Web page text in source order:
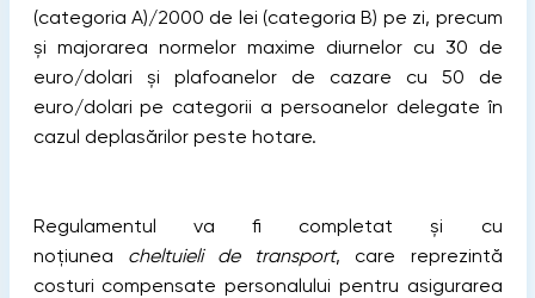
(categoria A)/2000 de lei (categoria B) pe zi, precum
și majorarea normelor maxime diurnelor cu 30 de
euro/dolari și plafoanelor de cazare cu 50 de
euro/dolari pe categorii a persoanelor delegate în
cazul deplasărilor peste hotare.
Regulamentul va fi completat și cu
noțiunea cheltuieli de transport, care reprezintă
costuri compensate personalului pentru asigurarea